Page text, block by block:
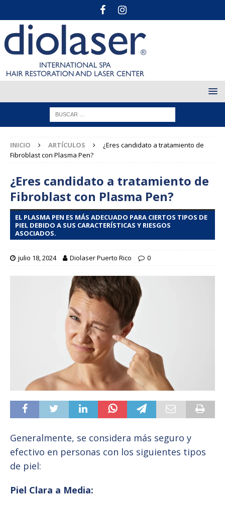
INICIO ARTÍCULOS
¿Eres candidato a tratamiento de
Fibroblast con Plasma Pen?
¿Eres candidato a tratamiento de
Fibroblast con Plasma Pen?
EL PLASMA PEN ES MÁS ADECUADO PARA CIERTOS TIPOS DE
PIEL DEBIDO A SUS CARACTERÍSTICAS Y RIESGOS
ASOCIADOS.
julio 18, 2024 Diolaser Puerto Rico 0
Generalmente, se considera más seguro y
efectivo en personas con los siguientes tipos
de piel:
Piel Clara a Media: